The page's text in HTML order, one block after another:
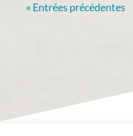
« Entrées précédentes